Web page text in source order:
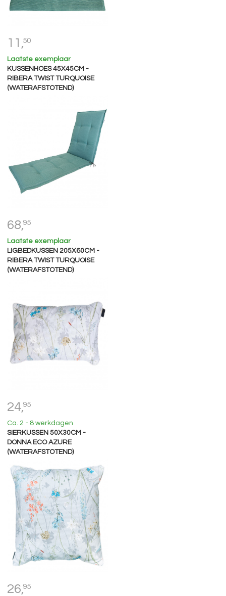
11,50
Laatste exemplaar
KUSSENHOES 45X45CM -
RIBERA TWIST TURQUOISE
(WATERAFSTOTEND)
68,95
Laatste exemplaar
LIGBEDKUSSEN 205X60CM -
RIBERA TWIST TURQUOISE
(WATERAFSTOTEND)
24,95
Ca. 2 - 8 werkdagen
SIERKUSSEN 50X30CM -
DONNA ECO AZURE
(WATERAFSTOTEND)
26,95